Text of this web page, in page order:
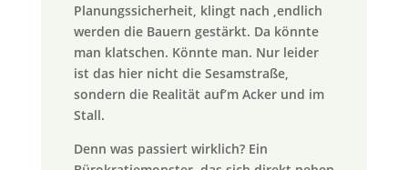
Planungssicherheit, klingt nach ‚endlich
werden die Bauern gestärkt. Da könnte
man klatschen. Könnte man. Nur leider
ist das hier nicht die Sesamstraße,
sondern die Realität auf’m Acker und im
Stall.
Denn was passiert wirklich? Ein